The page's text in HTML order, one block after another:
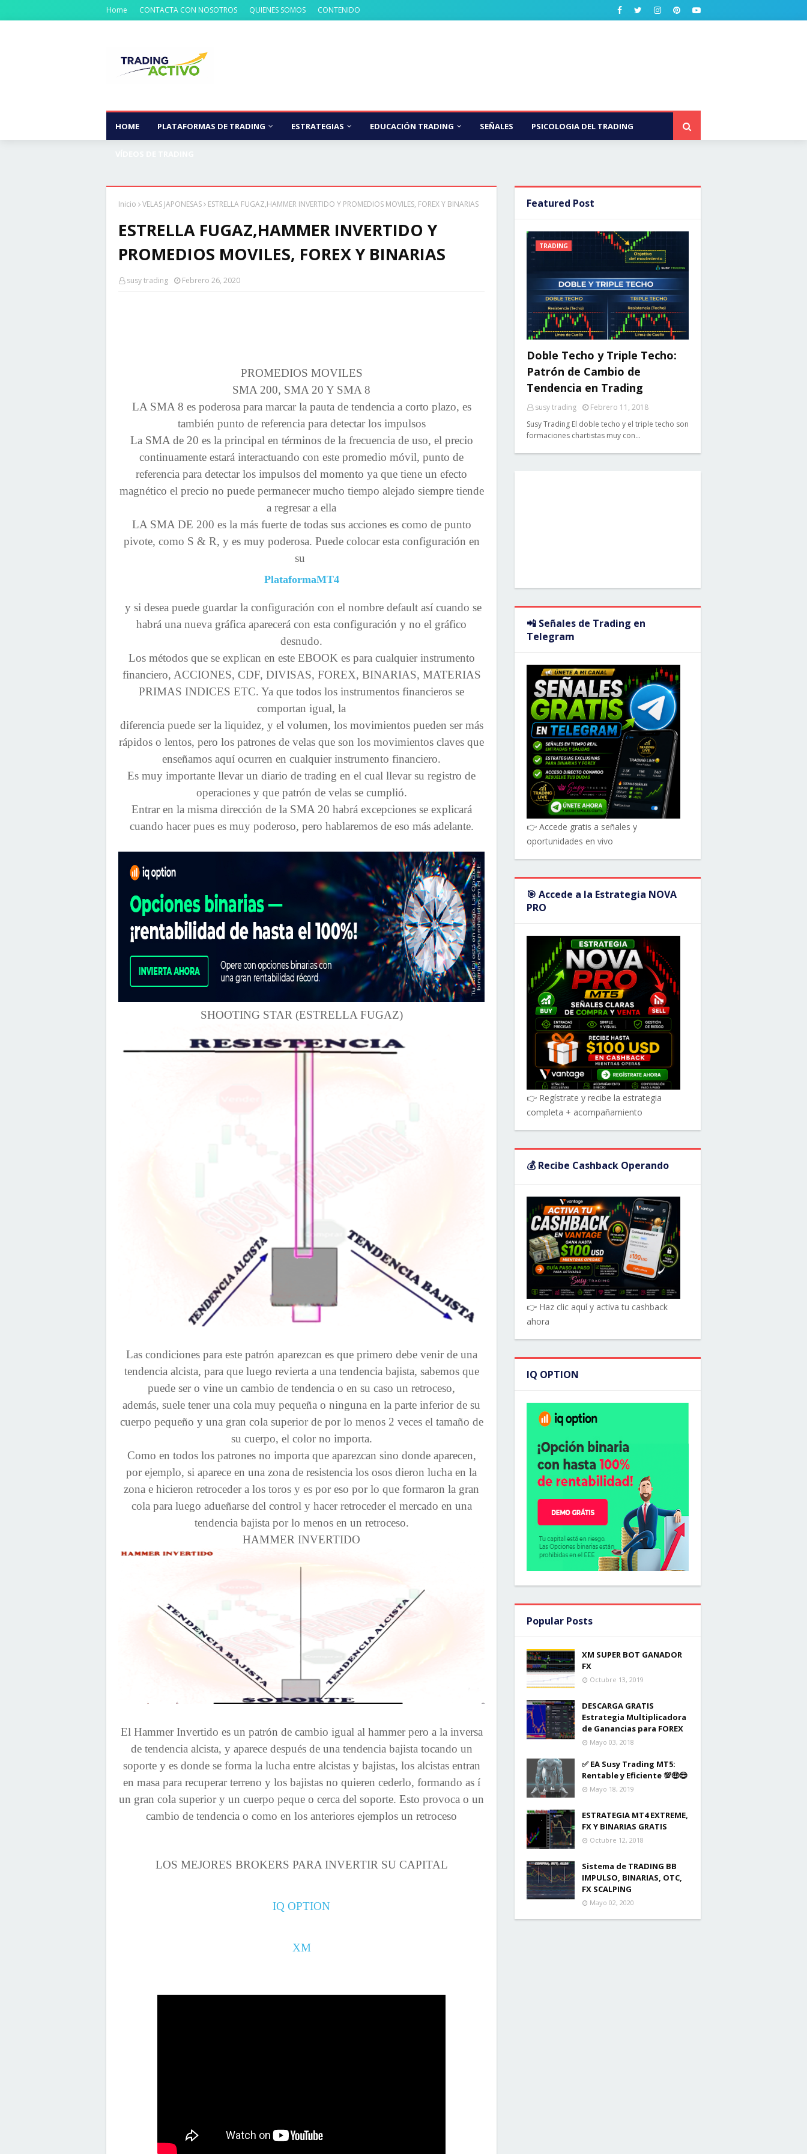
Home CONTACTA CON NOSOTROS QUIENES SOMOS CONTENIDO
HOME PLATAFORMAS DE TRADING ESTRATEGIAS EDUCACIÓN TRADING SEÑALES PSICOLOGIA DEL TRADING
Inicio VELAS JAPONESAS ESTRELLA FUGAZ,HAMMER INVERTIDO Y PROMEDIOS MOVILES, FOREX Y BINARIAS
ESTRELLA FUGAZ,HAMMER INVERTIDO Y
PROMEDIOS MOVILES, FOREX Y BINARIAS
susy trading Febrero 26, 2020
PROMEDIOS MOVILES
SMA 200, SMA 20 Y SMA 8
LA SMA 8 es poderosa para marcar la pauta de tendencia a corto plazo, es
también punto de referencia para detectar los impulsos
La SMA de 20 es la principal en términos de la frecuencia de uso, el precio
continuamente estará interactuando con este promedio móvil, punto de
referencia para detectar los impulsos del momento ya que tiene un efecto
magnético el precio no puede permanecer mucho tiempo alejado siempre tiende
a regresar a ella
LA SMA DE 200 es la más fuerte de todas sus acciones es como de punto
pivote, como S & R, y es muy poderosa. Puede colocar esta configuración en
su
PlataformaMT4
y si desea puede guardar la configuración con el nombre default así cuando se
habrá una nueva gráfica aparecerá con esta configuración y no el gráfico
desnudo.
Los métodos que se explican en este EBOOK es para cualquier instrumento
financiero, ACCIONES, CDF, DIVISAS, FOREX, BINARIAS, MATERIAS
PRIMAS INDICES ETC. Ya que todos los instrumentos financieros se
comportan igual, la
diferencia puede ser la liquidez, y el volumen, los movimientos pueden ser más
rápidos o lentos, pero los patrones de velas que son los movimientos claves que
enseñamos aquí ocurren en cualquier instrumento financiero.
Es muy importante llevar un diario de trading en el cual llevar su registro de
operaciones y que patrón de velas se cumplió.
Entrar en la misma dirección de la SMA 20 habrá excepciones se explicará
cuando hacer pues es muy poderoso, pero hablaremos de eso más adelante.
SHOOTING STAR (ESTRELLA FUGAZ)
Las condiciones para este patrón aparezcan es que primero debe venir de una
tendencia alcista, para que luego revierta a una tendencia bajista, sabemos que
puede ser o vine un cambio de tendencia o en su caso un retroceso,
además, suele tener una cola muy pequeña o ninguna en la parte inferior de su
cuerpo pequeño y una gran cola superior de por lo menos 2 veces el tamaño de
su cuerpo, el color no importa.
Como en todos los patrones no importa que aparezcan sino donde aparecen,
por ejemplo, si aparece en una zona de resistencia los osos dieron lucha en la
zona e hicieron retroceder a los toros y es por eso por lo que formaron la gran
cola para luego adueñarse del control y hacer retroceder el mercado en una
tendencia bajista por lo menos en un retroceso.
HAMMER INVERTIDO
El Hammer Invertido es un patrón de cambio igual al hammer pero a la inversa
de tendencia alcista, y aparece después de una tendencia bajista tocando un
soporte y es donde se forma la lucha entre alcistas y bajistas, los alcistas entran
en masa para recuperar terreno y los bajistas no quieren cederlo, formando as í
un gran cola superior y un cuerpo peque o cerca del soporte. Esto provoca o un
cambio de tendencia o como en los anteriores ejemplos un retroceso
LOS MEJORES BROKERS PARA INVERTIR SU CAPITAL
IQ OPTION
XM
Featured Post
TRADING
Doble Techo y Triple Techo:
Patrón de Cambio de
Tendencia en Trading
susy trading
Febrero 11, 2018
Susy Trading El doble techo y el triple techo son
formaciones chartistas muy con…
📲 Señales de Trading en
Telegram
👉 Accede gratis a señales y
oportunidades en vivo
🎯 Accede a la Estrategia NOVA
PRO
👉 Regístrate y recibe la estrategia
completa + acompañamiento
💰 Recibe Cashback Operando
👉 Haz clic aquí y activa tu cashback
ahora
IQ OPTION
Popular Posts
XM SUPER BOT GANADOR
FX
Octubre 13, 2019
DESCARGA GRATIS
Estrategia Multiplicadora
de Ganancias para FOREX
Mayo 03, 2018
✅ EA Susy Trading MT5:
Rentable y Eficiente 💯🤑😎
Mayo 18, 2019
ESTRATEGIA MT4 EXTREME,
FX Y BINARIAS GRATIS
Octubre 12, 2018
Sistema de TRADING BB
IMPULSO, BINARIAS, OTC,
FX SCALPING
Mayo 02, 2020